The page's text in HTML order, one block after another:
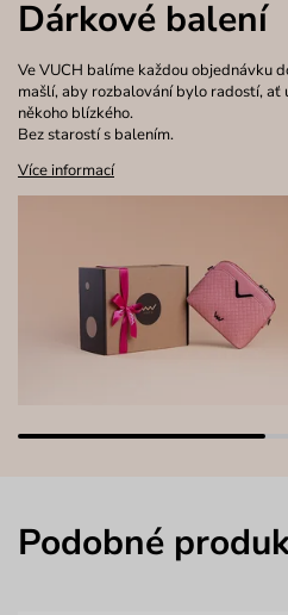
Dárkové balení
Ve VUCH balíme každou objednávku
mašlí, aby rozbalování bylo radostí, ať
někoho blízkého.
Bez starostí s balením.
Více informací
Podobné